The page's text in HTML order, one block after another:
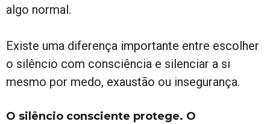
algo normal.
Existe uma diferença importante entre escolher
o silêncio com consciência e silenciar a si
mesmo por medo, exaustão ou insegurança.
O silêncio consciente protege. O